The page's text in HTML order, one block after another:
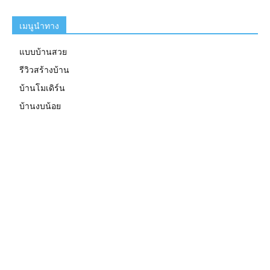
เมนูนำทาง
แบบบ้านสวย
รีวิวสร้างบ้าน
บ้านโมเดิร์น
บ้านงบน้อย